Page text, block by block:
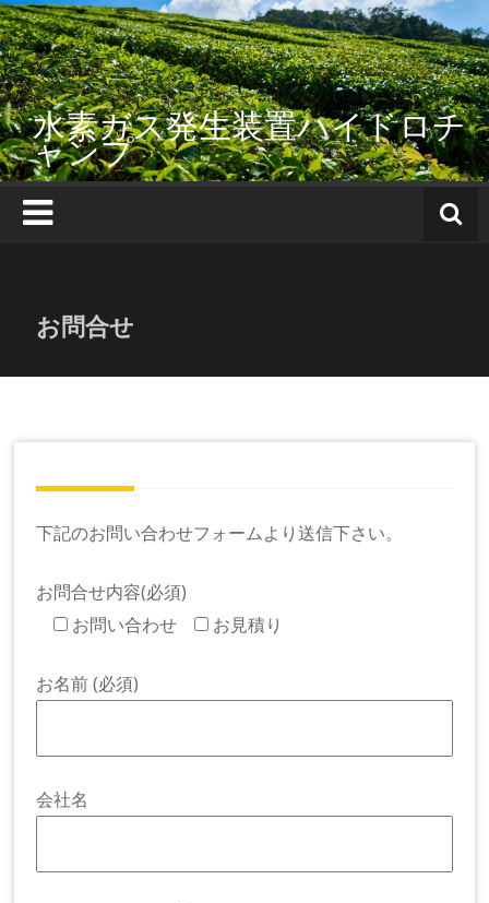
コ
ン
テ
ン
ツ
へ
ス
キ
水素ガス発生装置ハイドロチ
ャンプ
お問合せ
下記のお問い合わせフォームより送信下さい。
お問合せ内容(必須)
お問い合わせ
お見積り
お名前 (必須)
会社名